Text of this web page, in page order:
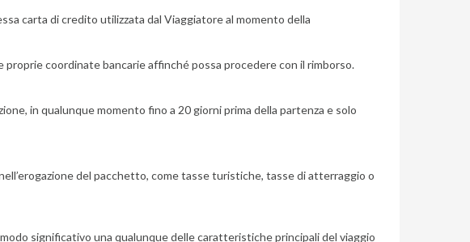
carta di credito utilizzata dal Viaggiatore al momento della
coordinate bancarie affinché possa procedere con il rimborso.
in qualunque momento fino a 20 giorni prima della partenza e solo
del pacchetto, come tasse turistiche, tasse di atterraggio o
significativo una qualunque delle caratteristiche principali del viaggio